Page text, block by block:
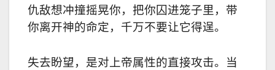
仇敌想冲撞摇晃你，把你囚进笼子里，带
你离开神的命定，千万不要让它得逞。
失去盼望，是对上帝属性的直接攻击。当